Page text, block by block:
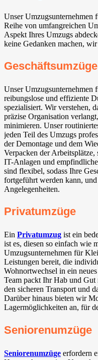
Unser Umzugsunternehmen
Reihe von umfangreichen
Aspekt Ihres Umzugs
keine Gedanken machen,
Geschäftsumzüge
Unser Umzugsunternehmen
reibungslose und effiziente
spezialisiert. Wir verstehen,
präzise Organisation
minimieren. Unser
jeden Teil des Umzugs
der Demontage und dem
Verpacken der
IT-Anlagen und
sind flexibel, sodass Ihre
fortgeführt werden kann,
Angelegenheiten.
Privatumzüge
Ein Privatumzug ist ein
ist es, diesen so einfach wie
Umzugsunternehmen für
Leistungen bereit, die
Wohnortwechsel in ein
Team packt Ihr Hab und Gut
den sicheren Transport und
Darüber hinaus bieten wir
Lagermöglichkeiten an, für
Seniorenumzüge
Seniorenumzüge erfordern